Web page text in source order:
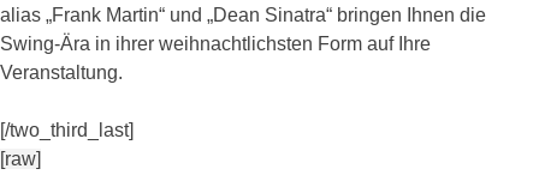
alias „Frank Martin“ und „Dean Sinatra“ bringen Ihnen die
Swing-Ära in ihrer weihnachtlichsten Form auf Ihre
Veranstaltung.
[/two_third_last]
[raw]